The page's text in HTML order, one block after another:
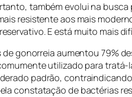
também evolui na busca
resistente aos mais
E está muito mais
gonorreia aumentou 79%
utilizado para tratá-
padrão,
constatação de bactérias